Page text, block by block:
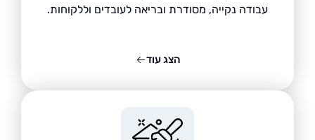
עבודה נקייה, מסודרת ובריאה לעובדים וללקוחות.